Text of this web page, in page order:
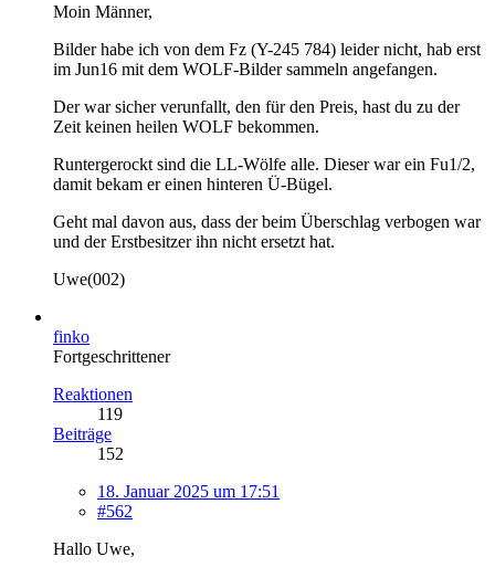
Moin Männer,
Bilder habe ich von dem Fz (Y-245 784) leider nicht, hab erst
im Jun16 mit dem WOLF-Bilder sammeln angefangen.
Der war sicher verunfallt, den für den Preis, hast du zu der
Zeit keinen heilen WOLF bekommen.
Runtergerockt sind die LL-Wölfe alle. Dieser war ein Fu1/2,
damit bekam er einen hinteren Ü-Bügel.
Geht mal davon aus, dass der beim Überschlag verbogen war
und der Erstbesitzer ihn nicht ersetzt hat.
Uwe(002)
finko
Fortgeschrittener
Reaktionen
119
Beiträge
152
18. Januar 2025 um 17:51
#562
Hallo Uwe,